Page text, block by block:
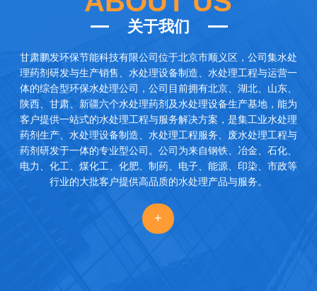
关于我们
甘肃鹏发环保节能科技有限公司位于北京市顺义区，公司集水处
理药剂研发与生产销售、水处理设备制造、水处理工程与运营一
体的综合型环保水处理公司，公司目前拥有北京、湖北、山东、
陕西、甘肃、新疆六个水处理药剂及水处理设备生产基地，能为
客户提供一站式的水处理工程与服务解决方案，是集工业水处理
药剂生产、水处理设备制造、水处理工程服务、废水处理工程与
药剂研发于一体的专业型公司。公司为来自钢铁、冶金、石化、
电力、化工、煤化工、化肥、制药、电子、能源、印染、市政等
行业的大批客户提供高品质的水处理产品与服务。
+